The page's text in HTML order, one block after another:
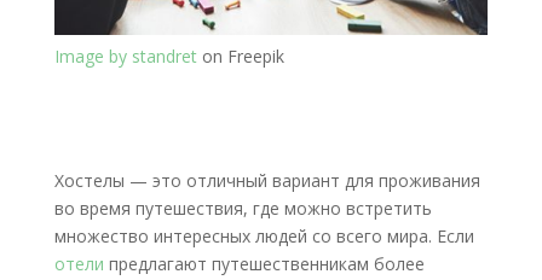
Image by standreton Freepik
Хостелы — это отличный вариант для проживания
во время путешествия, где можно встретить
множество интересных людей со всего мира. Если
отели предлагают путешественникам более